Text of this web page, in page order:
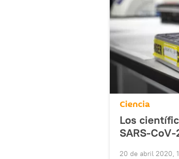
Ciencia
Los
SARS-CoV-
20 de abril 2020,